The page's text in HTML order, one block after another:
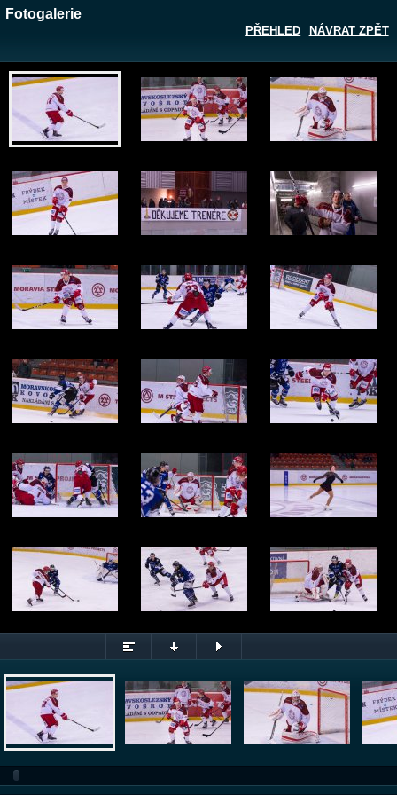
Zobrazit galerii
Fotogalerie
NÁVRAT ZPĚT
PŘEHLED
© Jan Velčovský, Kateřina Velčovská